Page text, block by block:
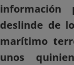
deslinde de
marítimo
unos